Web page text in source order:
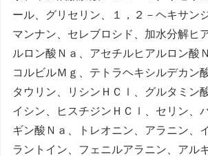
ール、グリセリン、１，２－ヘキサン
マンナン、セレブロシド、加水分解ヒ
ルロン酸Ｎａ、アセチルヒアルロン酸
コルビルＭｇ、テトラヘキシルデカン
タウリン、リシンＨＣｌ、グルタミン
イシン、ヒスチジンＨＣｌ、セリン、
ギン酸Ｎａ、トレオニン、アラニン、
ラントイン、フェニルアラニン、アル